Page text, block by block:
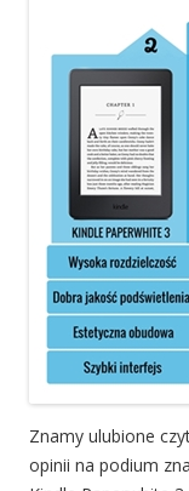
Znamy ulubione
opinii na podium